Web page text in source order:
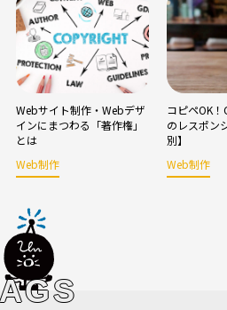
Webサイト制作・Webデザ
インにまつわる「著作権」
とは
Web制作
コピペOK
のレスポン
別】
Web制作